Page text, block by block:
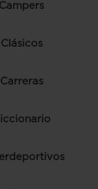
Campers
Clásicos
Carreras